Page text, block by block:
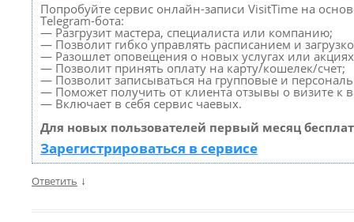
Попробуйте сервис онлайн-записи VisitTime на
Telegram-бота:
— Разгрузит мастера, специалиста или компанию;
— Позволит гибко управлять расписанием и
— Разошлет оповещения о новых услугах или
— Позволит принять оплату на карту/кошелек/счет;
— Позволит записываться на групповые и
— Поможет получить от клиента отзывы о визите к
— Включает в себя сервис чаевых.
Для новых пользователей первый месяц
Зарегистрироваться в сервисе
Ответить ↓